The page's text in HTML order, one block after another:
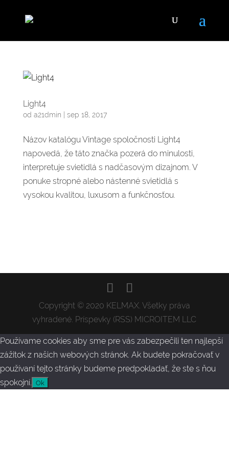
Light4
od a21dmin sep 18, 2017
Názov katalógu Vintage spoločnosti Light4
napovedá, že táto značka pozerá do minulosti,
interpretuje svietidlá s nadčasovým dizajnom. V
ponuke stropné alebo nástenné svietidlá s
vysokou kvalitou, luxusom a funkčnosťou.
Copyright © 2020 KELMAX. Všetky práva
vyhradené. Príspevky (RSS) MICROITEM LLC
Používame cookies aby sme pre vás zabezpečili ten najlepší
zážitok z našich webových stránok. Ak budete pokračovať v
používaní tejto stránky budeme predpokladať, že ste s ňou
spokojní. Ok